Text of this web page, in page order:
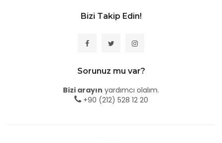
Bizi Takip Edin!
Sorunuz mu var?
Bizi arayın yardımcı olalım.
+90 (212) 528 12 20